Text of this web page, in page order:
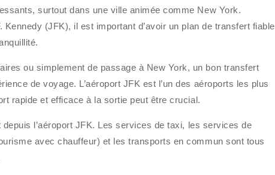
surtout dans une ville animée comme New York.
(JFK), il est important d’avoir un plan de transfert fiable
ou simplement de passage à New York, un bon transfert
de voyage. L’aéroport JFK est l’un des aéroports les plus
rapide et efficace à la sortie peut être crucial.
l’aéroport JFK. Les services de taxi, les services de
avec chauffeur) et les transports en commun sont tous